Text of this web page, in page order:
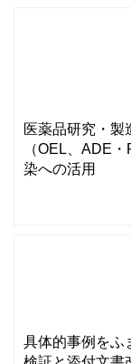
医薬品研究・製
（OEL、ADE
染への活用
具体的事例をふ